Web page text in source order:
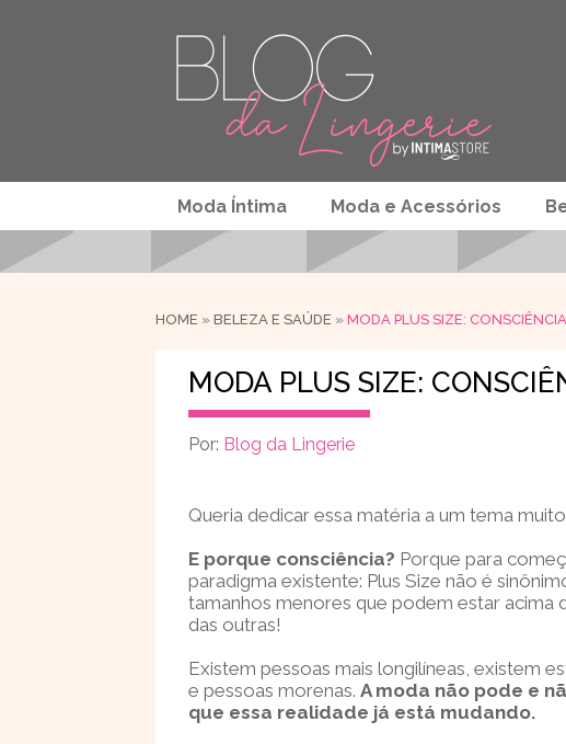
Moda Íntima Moda e Acessórios
HOME » BELEZA E SAÚDE » MODA PLUS SIZE:
MODA PLUS SIZE:
Por: Blog da Lingerie
Queria dedicar essa matéria a um tema
E porque consciência? Porque para
paradigma existente: Plus Size não é
tamanhos menores que podem estar acima
das outras!
Existem pessoas mais longilíneas, existem
e pessoas morenas. A moda não pode e
que essa realidade já está mudando.